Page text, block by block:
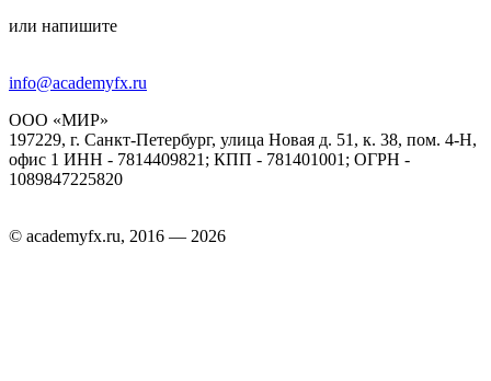
или напишите
info@academyfx.ru
ООО «МИР»
197229, г. Санкт-Петербург, улица Новая д. 51, к. 38, пом. 4-Н,
офис 1 ИНН - 7814409821; КПП - 781401001; ОГРН -
1089847225820
© academyfx.ru, 2016 — 2026